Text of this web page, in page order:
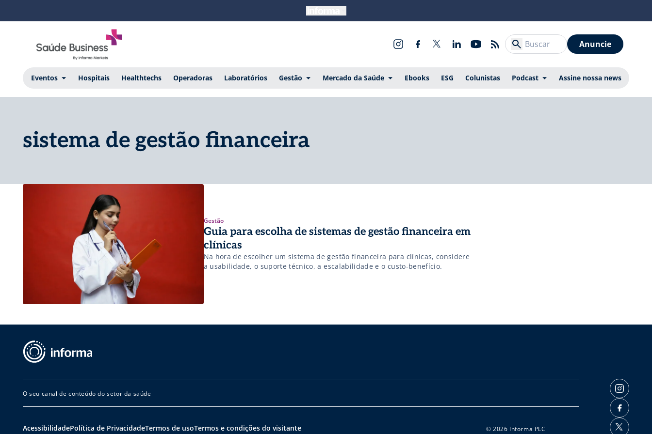
Anuncie
Eventos Hospitais Healthtechs Operadoras Laboratórios Gestão Mercado da Saúde Ebooks ESG Colunistas Podcast Assine nossa news
sistema de gestão financeira
Gestão
Guia para escolha de sistemas de gestão financeira em
clínicas
Na hora de escolher um sistema de gestão financeira para clínicas, considere
a usabilidade, o suporte técnico, a escalabilidade e o custo-benefício.
O seu canal de conteúdo do setor da saúde
AcessibilidadePolítica de PrivacidadeTermos de usoTermos e condições do visitante © 2026 Informa PLC